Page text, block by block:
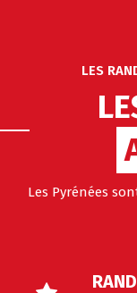
LES
Les Pyrénées